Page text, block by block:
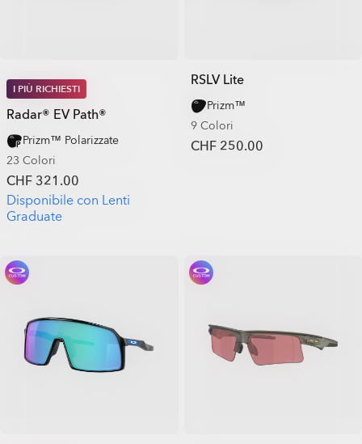
I PIÙ RICHIESTI
Radar® EV Path®
Prizm™ Polarizzate
23 Colori
CHF 321.00
Disponibile con Lenti
Graduate
RSLV Lite
Prizm™
9 Colori
CHF 250.00